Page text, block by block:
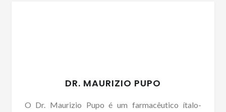
DR. MAURIZIO PUPO
O Dr. Maurizio Pupo é um farmacêutico ítalo-